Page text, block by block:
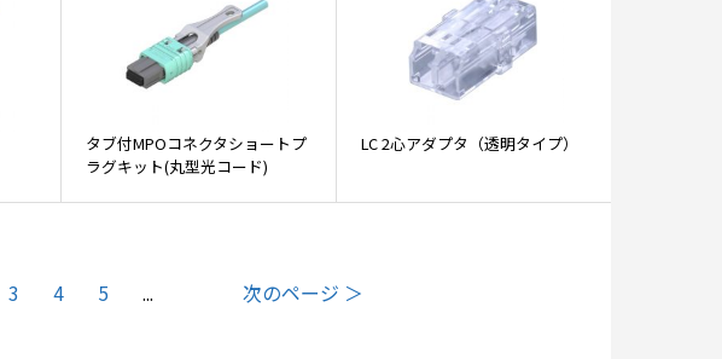
タブ付MPOコネクタショートプ
ラグキット(丸型光コード)
LC 2心アダプタ（透明タイプ）
3 4 5 ...